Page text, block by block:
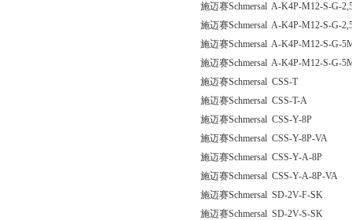
施迈赛Schmersal A-K4P-M12-S-G-
施迈赛Schmersal A-K4P-M12-S-G-
施迈赛Schmersal A-K4P-M12-S-G-
施迈赛Schmersal A-K4P-M12-S-G-
施迈赛Schmersal CSS-T
施迈赛Schmersal CSS-T-A
施迈赛Schmersal CSS-Y-8P
施迈赛Schmersal CSS-Y-8P-VA
施迈赛Schmersal CSS-Y-A-8P
施迈赛Schmersal CSS-Y-A-8P-VA
施迈赛Schmersal SD-2V-F-SK
施迈赛Schmersal SD-2V-S-SK